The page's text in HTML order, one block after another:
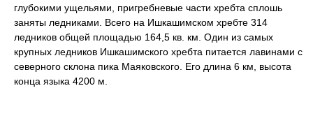
глубокими ущельями, пригребневые части хребта сплошь
заняты ледниками. Всего на Ишкашимском хребте 314
ледников общей площадью 164,5 кв. км. Один из самых
крупных ледников Ишкашимского хребта питается лавинами с
северного склона пика Маяковского. Его длина 6 км, высота
конца языка 4200 м.